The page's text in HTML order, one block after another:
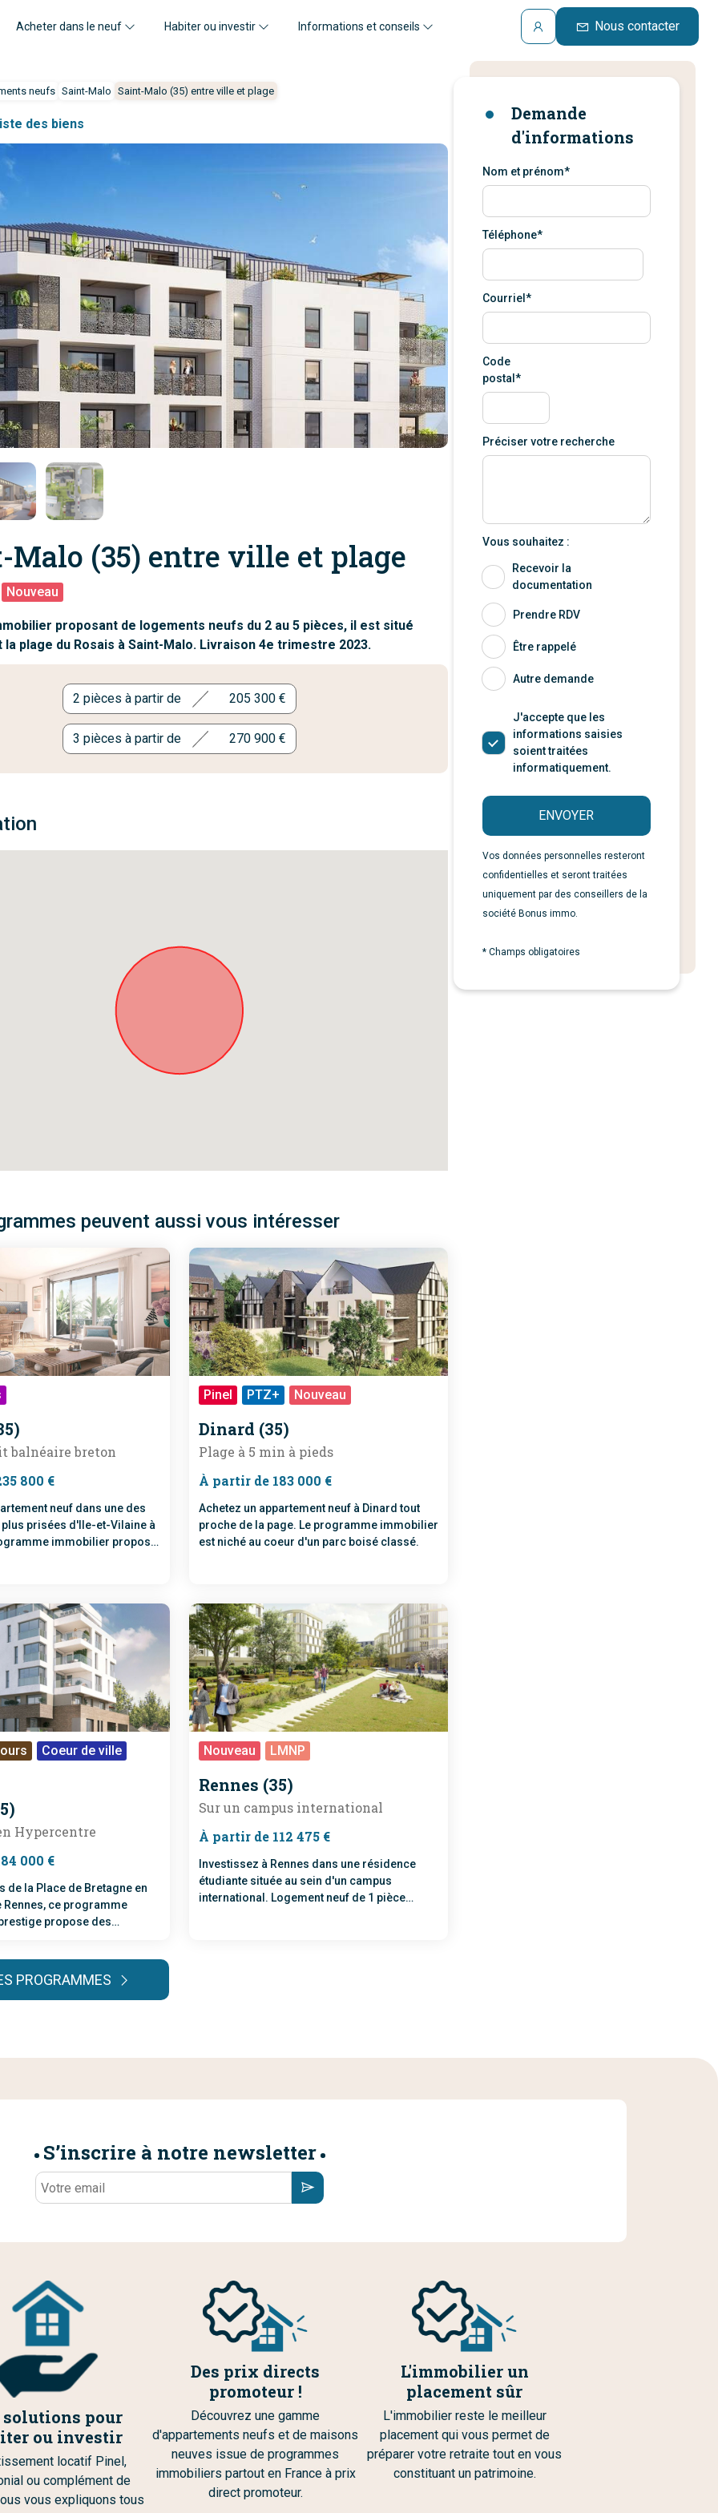
Acheter dans le neuf Habiter ou investir Informations et conseils Nous contacter
neufs Saint-Malo Saint-Malo (35) entre ville et plage
des biens
Malo (35) entre ville et plage
Nouveau
proposant de logements neufs du 2 au 5 pièces, il est situé
plage du Rosais à Saint-Malo. Livraison 4e trimestre 2023.
2 pièces à partir de 205 300 €
3 pièces à partir de 270 900 €
peuvent aussi vous intéresser
balnéaire breton
800 €
neuf dans une des
prisées d'Ile-et-Vilaine à
immobilier propose
Pinel PTZ+ Nouveau
Dinard (35)
Plage à 5 min à pieds
À partir de 183 000 €
Achetez un appartement neuf à Dinard tout
proche de la page. Le programme immobilier
est niché au coeur d'un parc boisé classé.
Coeur de ville
Hypercentre
000 €
de la Place de Bretagne en
Rennes, ce programme
propose des
ambiance art déco
Nouveau LMNP
Rennes (35)
Sur un campus international
À partir de 112 475 €
Investissez à Rennes dans une résidence
étudiante située au sein d'un campus
international. Logement neuf de 1 pièce
PROGRAMMES
Demande
d'informations
Nom et prénom*
Téléphone*
Courriel*
Code
postal*
Préciser votre recherche
Vous souhaitez :
Recevoir la
documentation
Prendre RDV
Être rappelé
Autre demande
J'accepte que les
informations saisies
soient traitées
informatiquement.
ENVOYER
Vos données personnelles resteront
confidentielles et seront traitées
uniquement par des conseillers de la
société Bonus immo.
* Champs obligatoires
S’inscrire à notre newsletter
solutions pour
ou investir
locatif Pinel,
ou complément de
vous expliquons tous
Des prix directs
promoteur !
Découvrez une gamme
d'appartements neufs et de maisons
neuves issue de programmes
immobiliers partout en France à prix
direct promoteur.
L'immobilier un
placement sûr
L'immobilier reste le meilleur
placement qui vous permet de
préparer votre retraite tout en vous
constituant un patrimoine.